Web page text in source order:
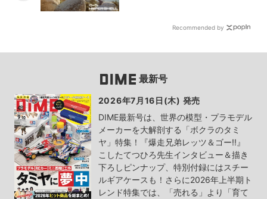
Recommended by
最新号
2026年7月16日(木) 発売
DIME最新号は、世界の模型・プラモデル
メーカーを大解剖する「ボクラのタミ
ヤ」特集！『爆走兄弟レッツ＆ゴー!!』
こしたてつひろ先生インタビュー＆描き
下ろしピンナップ、特別付録にはスチー
ルギアケースも！さらに2026年上半期ト
レンド特集では、「売れる」より「育て